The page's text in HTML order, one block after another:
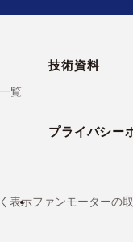
覧
技術資料
プライバシー
表示ファンモーターの